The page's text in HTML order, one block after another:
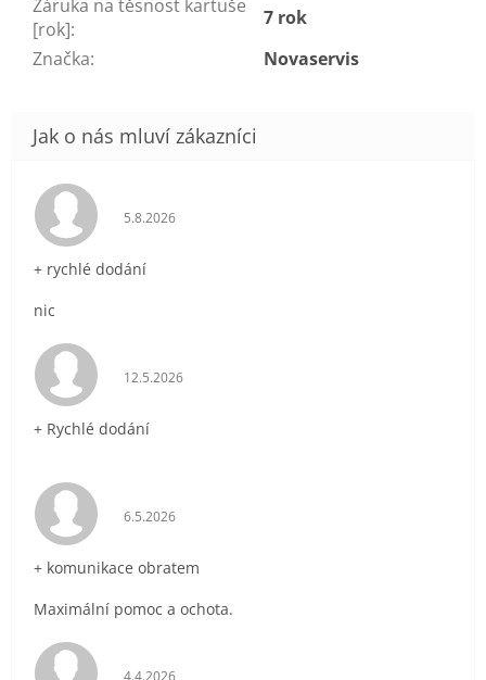
Záruka na těsnost kartuše
[rok]:
7 rok
Značka: Novaservis
Hodnocení obchodu je 5 z 5 hvězdiček.
5.8.2026
+ rychlé dodání
nic
Hodnocení obchodu je 5 z 5 hvězdiček.
12.5.2026
+ Rychlé dodání
Hodnocení obchodu je 5 z 5 hvězdiček.
6.5.2026
+ komunikace obratem
Maximální pomoc a ochota.
Hodnocení obchodu je 5 z 5 hvězdiček.
4.4.2026